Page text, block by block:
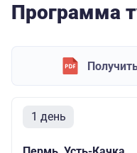
Программа
1 день